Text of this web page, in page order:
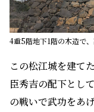
4重5階地下1階の木造で
この松江城を建て
臣秀吉の配下とし
の戦いで武功をあ